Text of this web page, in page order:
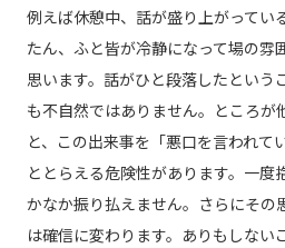
例えば休憩中、話が盛り上がってい
たん、ふと皆が冷静になって場の雰
思います。話がひと段落したという
も不自然ではありません。ところが
と、この出来事を「悪口を言われて
ととらえる危険性があります。一度
かなか振り払えません。さらにその
は確信に変わります。ありもしない